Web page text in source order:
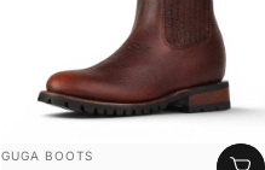
MARCA:
GUGA BOOTS